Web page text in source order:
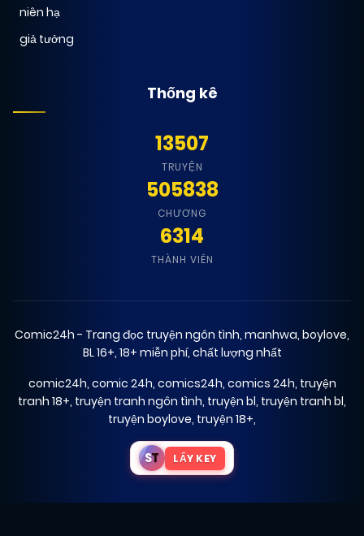
niên hạ
giả tưởng
Thống kê
13507
TRUYỆN
505838
CHƯƠNG
6314
THÀNH VIÊN
Comic24h - Trang đọc truyện ngôn tình, manhwa, boylove,
BL 16+, 18+ miễn phí, chất lượng nhất
comic24h, comic 24h, comics24h, comics 24h, truyện
tranh 18+, truyện tranh ngôn tình, truyện bl, truyện tranh bl,
truyện boylove, truyện 18+,
ST LẤY KEY